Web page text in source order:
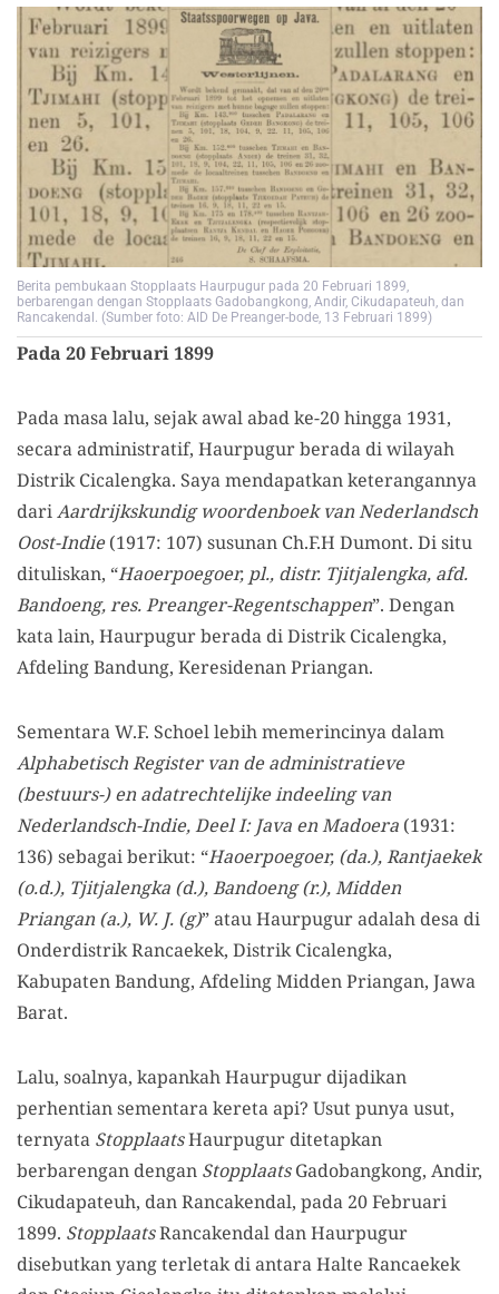
Berita pembukaan Stopplaats Haurpugur pada 20 Februari 1899,
berbarengan dengan Stopplaats Gadobangkong, Andir, Cikudapateuh, dan
Rancakendal. (Sumber foto: AID De Preanger-bode, 13 Februari 1899)
Pada 20 Februari 1899
Pada masa lalu, sejak awal abad ke-20 hingga 1931,
secara administratif, Haurpugur berada di wilayah
Distrik Cicalengka. Saya mendapatkan keterangannya
dariAardrijkskundig woordenboek van Nederlandsch
Oost-Indie(1917: 107) susunan Ch.F.H Dumont. Di situ
dituliskan, “Haoerpoegoer, pl., distr. Tjitjalengka, afd.
Bandoeng, res. Preanger-Regentschappen”. Dengan
kata lain, Haurpugur berada di Distrik Cicalengka,
Afdeling Bandung, Keresidenan Priangan.
Sementara W.F. Schoel lebih memerincinya dalam
Alphabetisch Register van de administratieve
(bestuurs-) en adatrechtelijke indeeling van
Nederlandsch-Indie, Deel I: Java en Madoera (1931:
136) sebagai berikut: “Haoerpoegoer, (da.), Rantjaekek
(o.d.), Tjitjalengka (d.), Bandoeng (r.), Midden
Priangan (a.), W. J. (g)” atau Haurpugur adalah desa di
Onderdistrik Rancaekek, Distrik Cicalengka,
Kabupaten Bandung, Afdeling Midden Priangan, Jawa
Barat.
Lalu, soalnya, kapankah Haurpugur dijadikan
perhentian sementara kereta api? Usut punya usut,
ternyata StopplaatsHaurpugur ditetapkan
berbarengan dengan StopplaatsGadobangkong, Andir,
Cikudapateuh, dan Rancakendal, pada 20 Februari
1899. StopplaatsRancakendal dan Haurpugur
disebutkan yang terletak di antara Halte Rancaekek